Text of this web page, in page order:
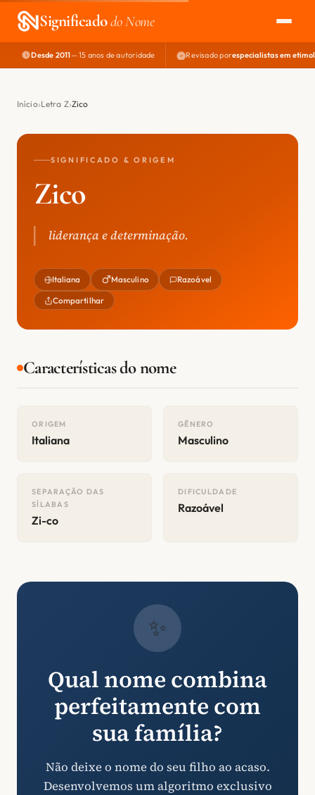
Significadodo Nome
EXPLORAR
NOME PERFEITO
Desde 2011— 15 anos de autoridade Revisado porespecialistas em
Início Letra Z Zico
SIGNIFICADO & ORIGEM
Zico
liderança e determinação.
Italiana Masculino Razoável
Compartilhar
Características do nome
ORIGEM
Italiana
GÊNERO
Masculino
SEPARAÇÃO DAS
SÍLABAS
Zi-co
DIFICULDADE
Razoável
✨
Qual nome combina
perfeitamente com
sua família?
Não deixe o nome do seu filho ao acaso.
Desenvolvemos um algoritmo exclusivo